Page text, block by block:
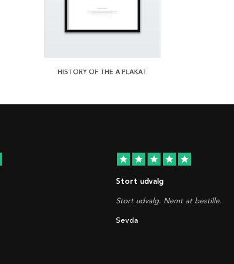
HISTORY OF THE Å PLAKAT
star star star star star
Stort udvalg
Stort udvalg. Nemt at bestille.
Sevda